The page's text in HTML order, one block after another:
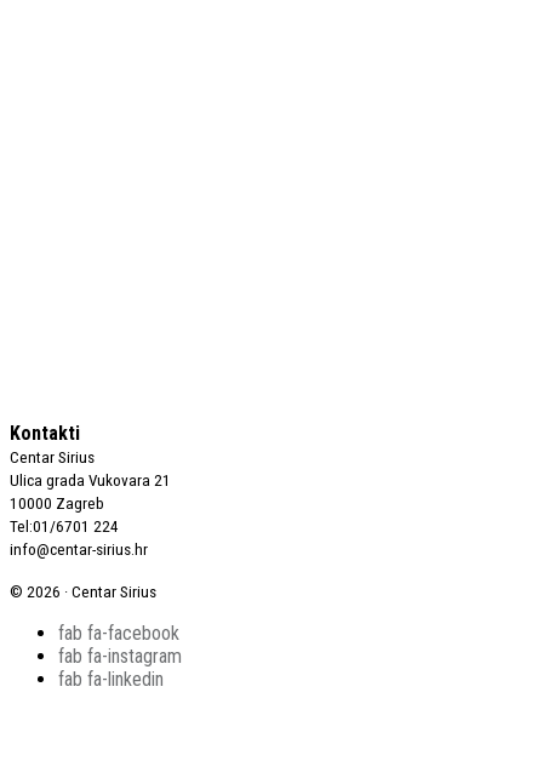
Kontakti
Centar Sirius
Ulica grada Vukovara 21
10000 Zagreb
Tel:01/6701 224
info@centar-sirius.hr
© 2026 · Centar Sirius
fab fa-facebook
fab fa-instagram
fab fa-linkedin